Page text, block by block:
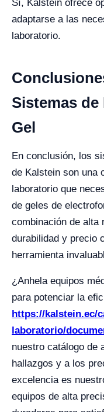
Sí, Kalstein ofrece
adaptarse a las
laboratorio.
Sistemas
Gel
En conclusión, los
de Kalstein son una
laboratorio que
de geles de
combinación de alta
durabilidad y precio
herramienta
¿Anhela equipos
para potenciar la
https://kalstein.ec/
laboratorio/
nuestro catálogo de
hallazgos y a los
excelencia es
equipos de alta